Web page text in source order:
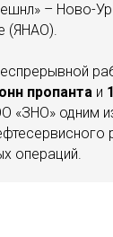
– Ново-
(ЯНАО).
пропанта и
«ЗНО» одним
операций.